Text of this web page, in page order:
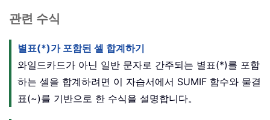
관련 수식
별표(*)가 포함된 셀 합계하기
와일드카드가 아닌 일반 문자로 간주되는 별표(*)를 포함
하는 셀을 합계하려면 이 자습서에서 SUMIF 함수와 물결
표(~)를 기반으로 한 수식을 설명합니다。